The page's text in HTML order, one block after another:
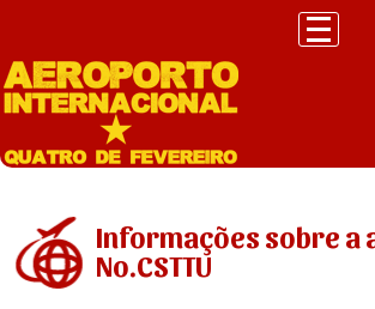
Informações sobre a
No.CSTTU